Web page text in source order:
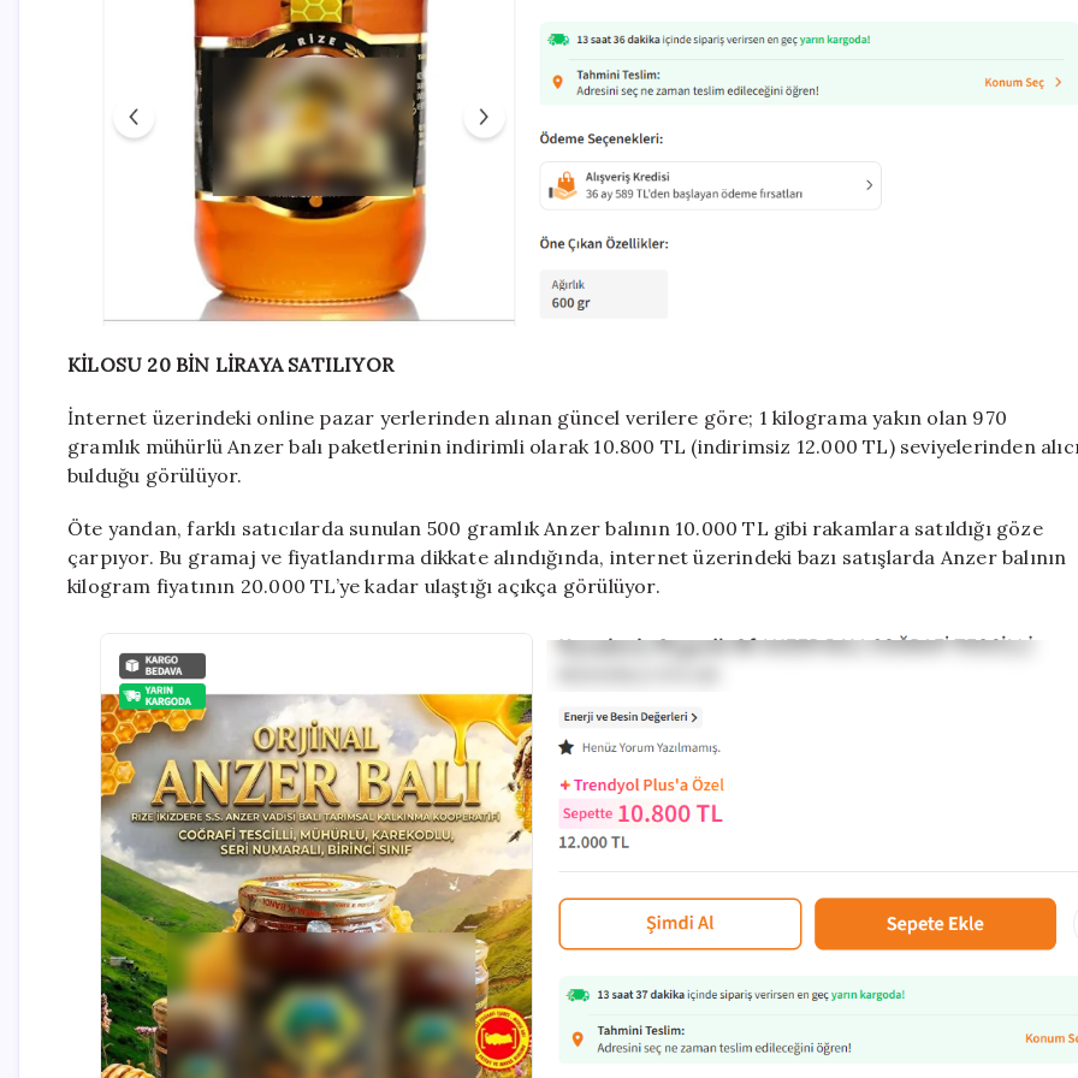
KİLOSU 20 BİN LİRAYA SATILIYOR
İnternet üzerindeki online pazar yerlerinden alınan güncel verilere göre; 1 kilograma yakın olan 970
gramlık mühürlü Anzer balı paketlerinin indirimli olarak 10.800 TL (indirimsiz 12.000 TL) seviyelerinden
bulduğu görülüyor.
Öte yandan, farklı satıcılarda sunulan 500 gramlık Anzer balının 10.000 TL gibi rakamlara satıldığı göze
çarpıyor. Bu gramaj ve fiyatlandırma dikkate alındığında, internet üzerindeki bazı satışlarda Anzer balının
kilogram fiyatının 20.000 TL’ye kadar ulaştığı açıkça görülüyor.